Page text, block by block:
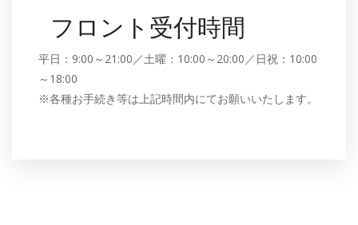
フロント受付時間
平日：9:00～21:00／土曜：10:00～20:00／日祝：10:00
～18:00
※各種お手続き等は上記時間内にてお願いいたします。